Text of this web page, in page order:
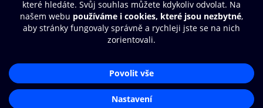
© O2 Czech Republic a.s.
Zásady zpracování osobních údajůAplikace O2 Knihovna
Čti a poslouchej své e-knihy a